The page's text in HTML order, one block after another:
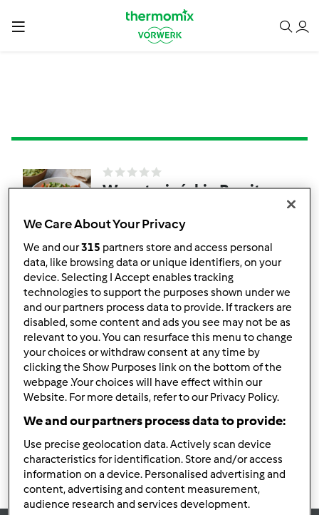
Wegetariańskie Burrito
fasolą i guacamole
przezLilibella
0 1 Łatwy 6 30min
Wegetariańskie Burrito
z Jackfruit, czerwoną
fasolą i guacamole
przezLilibella
0 0 Łatwy 6 30min
We Care About Your Privacy
We and our315 partners store and access personal
data, like browsing data or unique identifiers, on your
device. Selecting I Accept enables tracking
technologies to support the purposes shown under we
and our partners process data to provide. If trackers are
disabled, some content and ads you see may not be as
relevant to you. You can resurface this menu to change
your choices or withdraw consent at any time by
clicking the Show Purposes link on the bottom of the
webpage .Your choices will have effect within our
Website. For more details, refer to our Privacy Policy.
We and our partners process data to provide:
Use precise geolocation data. Actively scan device
characteristics for identification. Store and/or access
information on a device. Personalised advertising and
content, advertising and content measurement,
audience research and services development.